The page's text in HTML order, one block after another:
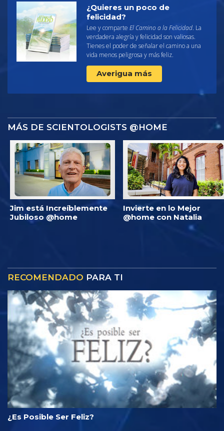
¿Quieres un poco de
felicidad?
Lee y comparte El Camino a la Felicidad. La
verdadera alegría y felicidad son valiosas.
Tienes el poder de señalar el camino a una
vida menos peligrosa y más feliz.
Averigua más
MÁS DE SCIENTOLOGISTS @HOME
Jim está Increíblemente
Jubiloso @home
Invierte en lo Mejor
@home con Natalia
RECOMENDADO PARA TI
¿Es Posible Ser Feliz?